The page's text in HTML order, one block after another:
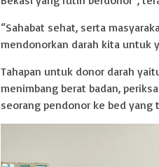
“Sahabat sehat, serta
mendonorkan darah kita untuk
Tahapan untuk donor darah
menimbang berat badan,
seorang pendonor ke bed